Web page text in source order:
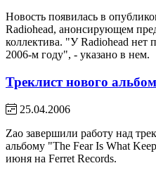
Новость появилась в
Radiohead, анонсирующем
коллектива. "У Radiohead нет
2006-м году", - указано в нем.
Треклист нового
25.04.2006
Zao завершили работу над
альбому "The Fear Is What
июня на Ferret Records.